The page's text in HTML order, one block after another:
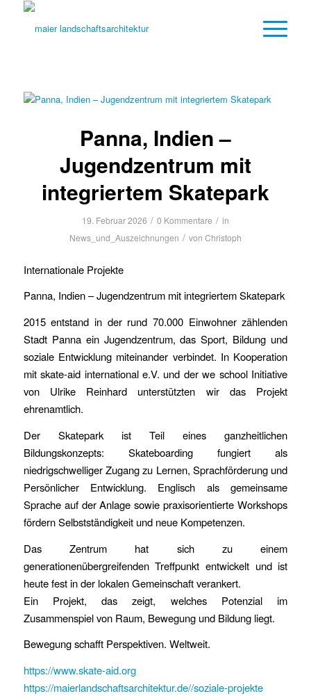
Panna, Indien –
Jugendzentrum mit
integriertem Skatepark
19. Februar 2026 / 0 Kommentare / in
News_und_Auszeichnungen / von Christoph
Internationale Projekte
Panna, Indien – Jugendzentrum mit integriertem Skatepark
2015 entstand in der rund 70.000 Einwohner zählenden
Stadt Panna ein Jugendzentrum, das Sport, Bildung und
soziale Entwicklung miteinander verbindet. In Kooperation
mit skate-aid international e.V. und der we school Initiative
von Ulrike Reinhard unterstützten wir das Projekt
ehrenamtlich.
Der Skatepark ist Teil eines ganzheitlichen
Bildungskonzepts: Skateboarding fungiert als
niedrigschwelliger Zugang zu Lernen, Sprachförderung und
Persönlicher Entwicklung. Englisch als gemeinsame
Sprache auf der Anlage sowie praxisorientierte Workshops
fördern Selbstständigkeit und neue Kompetenzen.
Das Zentrum hat sich zu einem
generationenübergreifenden Treffpunkt entwickelt und ist
heute fest in der lokalen Gemeinschaft verankert.
Ein Projekt, das zeigt, welches Potenzial im
Zusammenspiel von Raum, Bewegung und Bildung liegt.
Bewegung schafft Perspektiven. Weltweit.
https://www.skate-aid.org
https://maierlandschaftsarchitektur.de//soziale-projekte